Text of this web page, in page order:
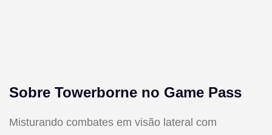
Sobre Towerborne no Game Pass
Misturando combates em visão lateral com